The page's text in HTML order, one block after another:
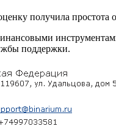
получила простота
поддержки.